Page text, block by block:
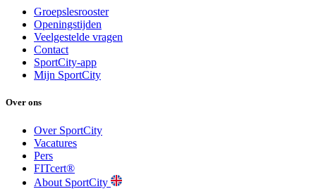
Groepslesrooster
Openingstijden
Veelgestelde vragen
Contact
SportCity-app
Mijn SportCity
Over ons
Over SportCity
Vacatures
Pers
FITcert®
About SportCity